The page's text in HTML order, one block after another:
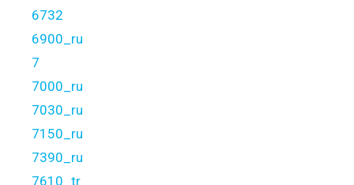
6732
6900_ru
7
7000_ru
7030_ru
7150_ru
7390_ru
7610_tr